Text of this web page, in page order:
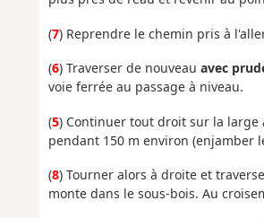
(7) Reprendre le chemin pris à
(6) Traverser de nouveau avec
voie ferrée au passage à niveau.
(5) Continuer tout droit sur la large
pendant 150 m environ (enjamber
(8) Tourner alors à droite et
monte dans le sous-bois. Au